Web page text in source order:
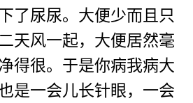
了尿尿。大便少而且只
天风一起，大便居然毫
得很。于是你病我病大
是一会儿长针眼，一会